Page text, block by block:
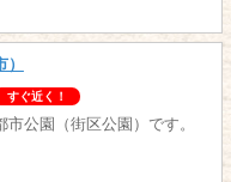
すぐ近く！
公園（街区公園）です。